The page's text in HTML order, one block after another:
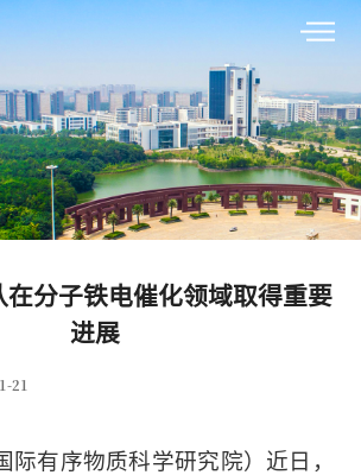
分子铁电催化领域取得重要
进展
21
际有序物质科学研究院）近日，